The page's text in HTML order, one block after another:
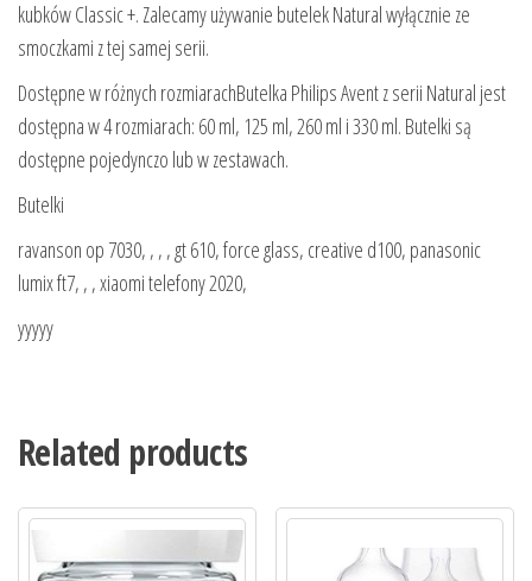
kubków Classic +. Zalecamy używanie butelek Natural wyłącznie ze
smoczkami z tej samej serii.
Dostępne w różnych rozmiarachButelka Philips Avent z serii Natural jest
dostępna w 4 rozmiarach: 60 ml, 125 ml, 260 ml i 330 ml. Butelki są
dostępne pojedynczo lub w zestawach.
Butelki
ravanson op 7030, , , , gt 610, force glass, creative d100, panasonic
lumix ft7, , , xiaomi telefony 2020,
yyyyy
Related products